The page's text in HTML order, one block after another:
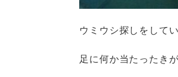
ウミウシ探しをして
足に何か当たったき